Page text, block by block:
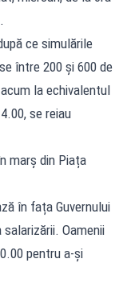
ce simulările
între 200 și 600 de
la echivalentul
se reiau
marș din Piața
în fața Guvernului
Oamenii
pentru a-și